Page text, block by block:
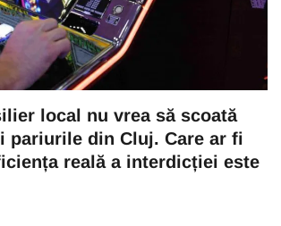
local nu vrea să scoată
pariurile din Cluj. Care ar fi
reală a interdicției este